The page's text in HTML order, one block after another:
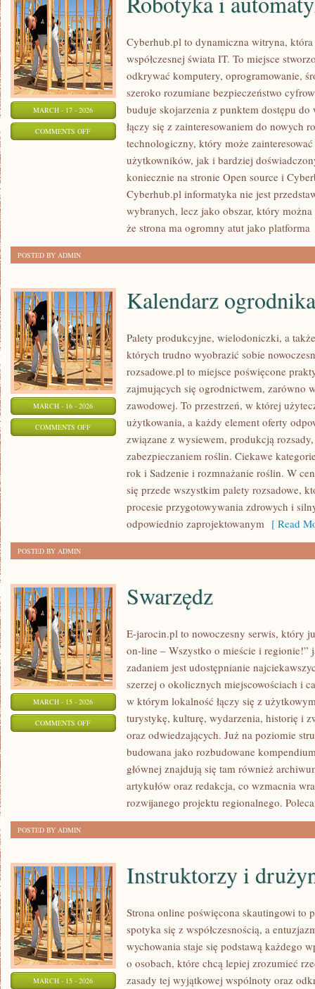
MARCH - 17 - 2026
COMMENTS OFFON
ROBOTYKA
AUTOMATYKA
Cyberhub.pl to dynamiczna witryna, która
współczesnej świata IT. To miejsce
odkrywać komputery, oprogramowanie,
szeroko rozumiane bezpieczeństwo
buduje skojarzenia z punktem dostępu
łączy się z zainteresowaniem do nowych
technologiczny, który może
użytkowników, jak i bardziej
koniecznie na stronie Open source i
Cyberhub.pl informatyka nie jest
wybranych, lecz jako obszar, który można
że strona ma ogromny atut jako platforma
POSTED BY ADMIN
MARCH - 16 - 2026
COMMENTS OFFON
KALENDARZ
OGRODNIKA
Kalendarz ogrodnika
Palety produkcyjne, wielodoniczki, a
których trudno wyobrazić sobie
rozsadowe.pl to miejsce poświęcone
zajmujących się ogrodnictwem, zarówno
zawodowej. To przestrzeń, w której
użytkowania, a każdy element oferty
związane z wysiewem, produkcją
zabezpieczaniem roślin. Ciekawe
rok i Sadzenie i rozmnażanie roślin. W
się przede wszystkim palety rozsadowe,
procesie przygotowywania zdrowych i
odpowiednio zaprojektowanym [ Read
POSTED BY ADMIN
MARCH - 15 - 2026
COMMENTS OFFON
SWARZĘDZ
Swarzędz
E-jarocin.pl to nowoczesny serwis, który
on-line – Wszystko o mieście i regionie!”
zadaniem jest udostępnianie
szerzej o okolicznych miejscowościach i
w którym lokalność łączy się z
turystykę, kulturę, wydarzenia, historię i
oraz odwiedzających. Już na poziomie
budowana jako rozbudowane
głównej znajdują się tam również
artykułów oraz redakcja, co wzmacnia
rozwijanego projektu regionalnego.
POSTED BY ADMIN
MARCH - 15 - 2026
Instruktorzy i
Strona online poświęcona skautingowi to
spotyka się z współczesnością, a
wychowania staje się podstawą każdego
o osobach, które chcą lepiej zrozumieć
zasady tej wyjątkowej wspólnoty oraz